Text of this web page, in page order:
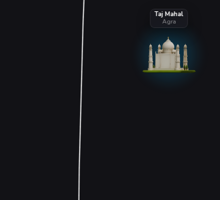
Taj Mahal
Agra